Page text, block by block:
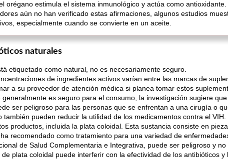
orégano estimula el sistema inmunológico y actúa como
aún no han verificado estas afirmaciones, algunos estudios
especialmente cuando se convierte en un aceite.
naturales
etiquetado como natural, no es necesariamente seguro.
de ingredientes activos varían entre las marcas de
a su proveedor de atención médica si planea tomar estos
generalmente es seguro para el consumo, la investigación sugiere
ser peligroso para las personas que se enfrentan a una cirugía o
también pueden reducir la utilidad de los medicamentos contra el VIH.
productos, incluida la plata coloidal. Esta sustancia consiste en
recomendado como tratamiento para una variedad de
de Salud Complementaria e Integrativa, puede ser peligroso y
plata coloidal puede interferir con la efectividad de los antibióticos